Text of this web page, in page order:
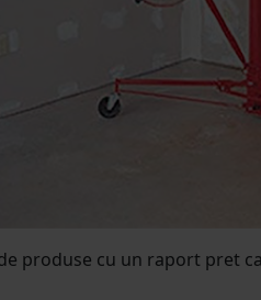
produse cu un raport pret